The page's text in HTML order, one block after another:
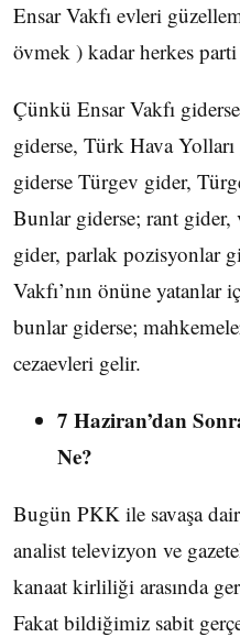
Ensar Vakfı evleri
övmek ) kadar herkes
Çünkü Ensar Vakfı
giderse, Türk Hava
giderse Türgev gider,
Bunlar giderse; rant gider,
gider, parlak pozisyonlar
Vakfı’nın önüne yatanlar
bunlar giderse;
cezaevleri gelir.
7 Haziran’dan
Ne?
Bugün PKK ile savaşa
analist televizyon ve
kanaat kirliliği arasında
Fakat bildiğimiz sabit